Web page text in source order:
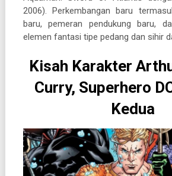
2006). Perkembangan baru
baru, pemeran pendukung baru,
elemen fantasi tipe pedang dan sihir
Kisah Karakter
Curry, Superhero
Kedua